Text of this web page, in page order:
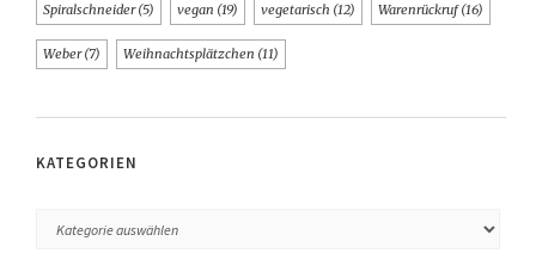
Spiralschneider(5) vegan (19) vegetarisch (12) Warenrückruf(16)
Weber(7) Weihnachtsplätzchen (11)
KATEGORIEN